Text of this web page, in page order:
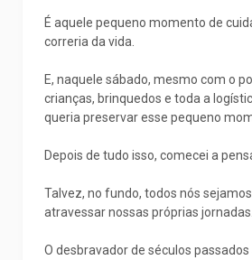
É aquele pequeno momento de
correria da vida.
E, naquele sábado, mesmo com o
crianças, brinquedos e toda a
queria preservar esse pequeno
Depois de tudo isso, comecei a
Talvez, no fundo, todos nós
atravessar nossas próprias jornadas.
O desbravador de séculos